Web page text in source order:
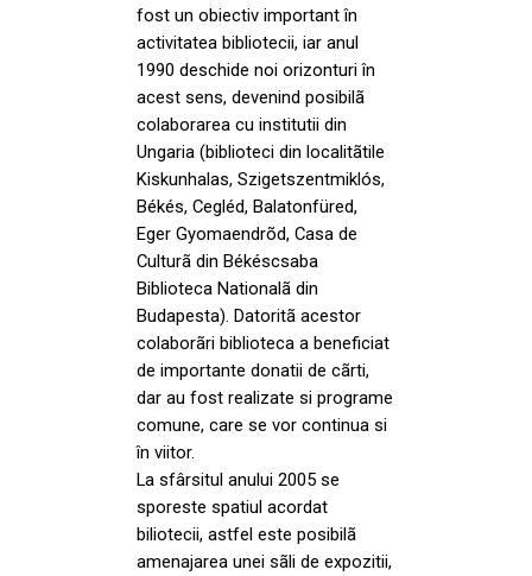
fost un obiectiv important în
activitatea bibliotecii, iar anul
1990 deschide noi orizonturi în
acest sens, devenind posibilã
colaborarea cu institutii din
Ungaria (biblioteci din localitãtile
Kiskunhalas, Szigetszentmiklós,
Békés, Cegléd, Balatonfüred,
Eger Gyomaendrõd, Casa de
Culturã din Békéscsaba
Biblioteca Nationalã din
Budapesta). Datoritã acestor
colaborãri biblioteca a beneficiat
de importante donatii de cãrti,
dar au fost realizate si programe
comune, care se vor continua si
în viitor.
La sfârsitul anului 2005 se
sporeste spatiul acordat
biliotecii, astfel este posibilã
amenajarea unei sãli de expozitii,